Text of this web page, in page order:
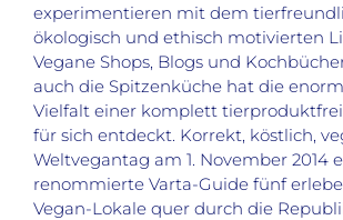
experimentieren mit dem
ökologisch und ethisch motivierten
Vegane Shops, Blogs und
auch die Spitzenküche hat die
Vielfalt einer komplett
für sich entdeckt. Korrekt, köstlich,
Weltvegantag am 1. November 2014
renommierte Varta-Guide fünf
Vegan-Lokale quer durch die